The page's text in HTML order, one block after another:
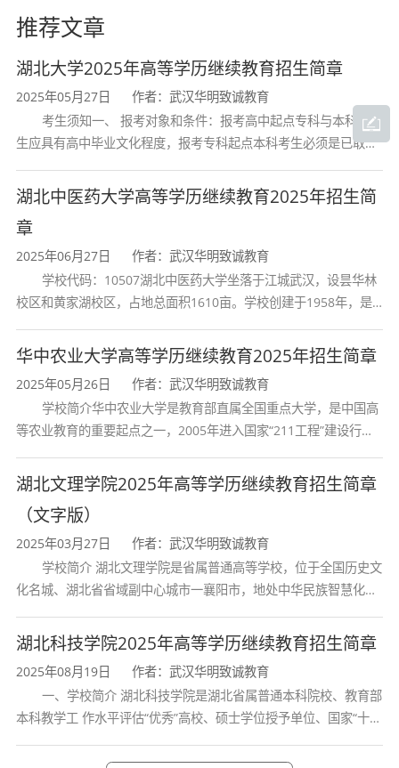
推荐文章
湖北大学2025年高等学历继续教育招生简章
2025年05月27日
作者：武汉华明致诚教育
考生须知一、 报考对象和条件：报考高中起点专科与本科的考
生应具有高中毕业文化程度，报考专科起点本科考生必须是已取得
构颁发的大学专科毕业证书的人
湖北中医药大学高等学历继续教育2025年招生简
章
2025年06月27日
作者：武汉华明致诚教育
学校代码：10507湖北中医药大学坐落于江城武汉，设昙华林
校区和黄家湖校区，占地总面积1610亩。学校创建于1958年，是
育和最早开办中医研究
华中农业大学高等学历继续教育2025年招生简章
2025年05月26日
作者：武汉华明致诚教育
学校简介华中农业大学是教育部直属全国重点大学，是中国高
等农业教育的重要起点之一，2005年进入国家“211工程”建设行
首轮“双一流”成效
湖北文理学院2025年高等学历继续教育招生简章
（文字版）
2025年03月27日
作者：武汉华明致诚教育
学校简介 湖北文理学院是省属普通高等学校，位于全国历史文
化名城、湖北省省域副中心城市一襄阳市，地处中华民族智慧化身
学校、全国普通
湖北科技学院2025年高等学历继续教育招生简章
2025年08月19日
作者：武汉华明致诚教育
一、学校简介 湖北科技学院是湖北省属普通本科院校、教育部
本科教学工 作水平评估“优秀”高校、硕士学位授予单位、国家“十三